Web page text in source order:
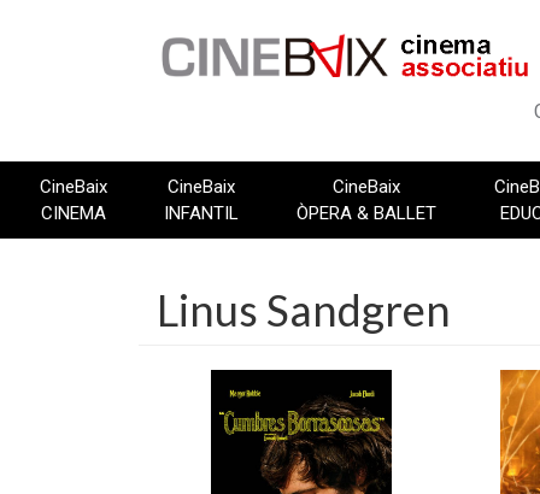
CineBaix
CINEMA
CineBaix
INFANTIL
CineBaix
ÒPERA & BALLET
Linus Sandgren